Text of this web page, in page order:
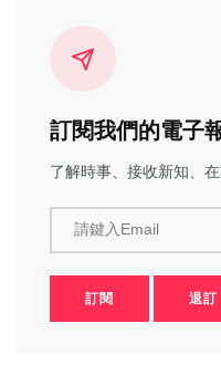
訂閱我們的電子
了解時事、接收新知、
請鍵入Email
訂閱 退訂